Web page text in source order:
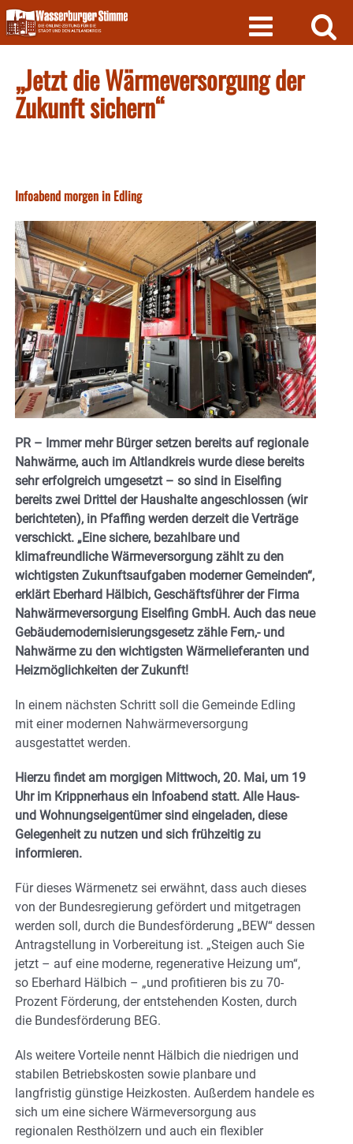
Skip
to
content
„Jetzt die Wärmeversorgung der
Zukunft sichern“
Infoabend morgen in Edling
PR – Immer mehr Bürger setzen bereits auf regionale
Nahwärme, auch im Altlandkreis wurde diese bereits
sehr erfolgreich umgesetzt – so sind in Eiselfing
bereits zwei Drittel der Haushalte angeschlossen (wir
berichteten), in Pfaffing werden derzeit die Verträge
verschickt. „Eine sichere, bezahlbare und
klimafreundliche Wärmeversorgung zählt zu den
wichtigsten Zukunftsaufgaben moderner Gemeinden“,
erklärt Eberhard Hälbich, Geschäftsführer der Firma
Nahwärmeversorgung Eiselﬁng GmbH. Auch das neue
Gebäudemodernisierungsgesetz zähle Fern,- und
Nahwärme zu den wichtigsten Wärmelieferanten und
Heizmöglichkeiten der Zukunft!
In einem nächsten Schritt soll die Gemeinde Edling
mit einer modernen Nahwärmeversorgung
ausgestattet werden.
Hierzu findet am morgigen Mittwoch, 20. Mai, um 19
Uhr im Krippnerhaus ein Infoabend statt. Alle Haus-
und Wohnungseigentümer sind eingeladen, diese
Gelegenheit zu nutzen und sich frühzeitig zu
informieren.
Für dieses Wärmenetz sei erwähnt, dass auch dieses
von der Bundesregierung gefördert und mitgetragen
werden soll, durch die Bundesförderung „BEW“ dessen
Antragstellung in Vorbereitung ist. „Steigen auch Sie
jetzt – auf eine moderne, regenerative Heizung um“,
so Eberhard Hälbich – „und profitieren bis zu 70-
Prozent Förderung, der entstehenden Kosten, durch
die Bundesförderung BEG.
Als weitere Vorteile nennt Hälbich die niedrigen und
stabilen Betriebskosten sowie planbare und
langfristig günstige Heizkosten. Außerdem handele es
sich um eine sichere Wärmeversorgung aus
regionalen Resthölzern und auch ein flexibler